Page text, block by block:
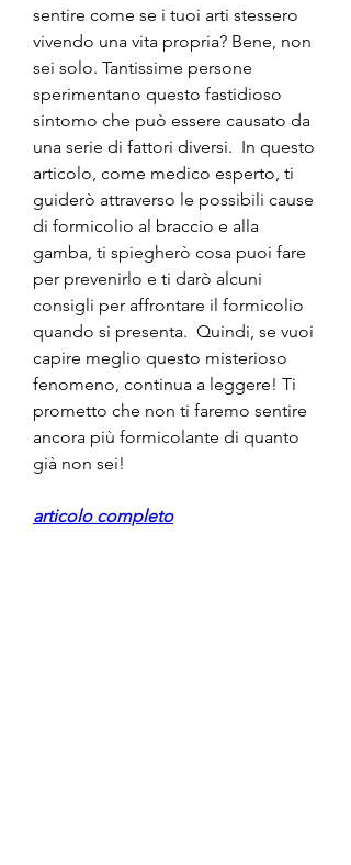
sentire come se i tuoi arti stessero
vivendo una vita propria? Bene, non
sei solo. Tantissime persone
sperimentano questo fastidioso
sintomo che può essere causato da
una serie di fattori diversi.  In questo
articolo, come medico esperto, ti
guiderò attraverso le possibili cause
di formicolio al braccio e alla
gamba, ti spiegherò cosa puoi fare
per prevenirlo e ti darò alcuni
consigli per affrontare il formicolio
quando si presenta.  Quindi, se vuoi
capire meglio questo misterioso
fenomeno, continua a leggere! Ti
prometto che non ti faremo sentire
ancora più formicolante di quanto
già non sei!
articolo completo